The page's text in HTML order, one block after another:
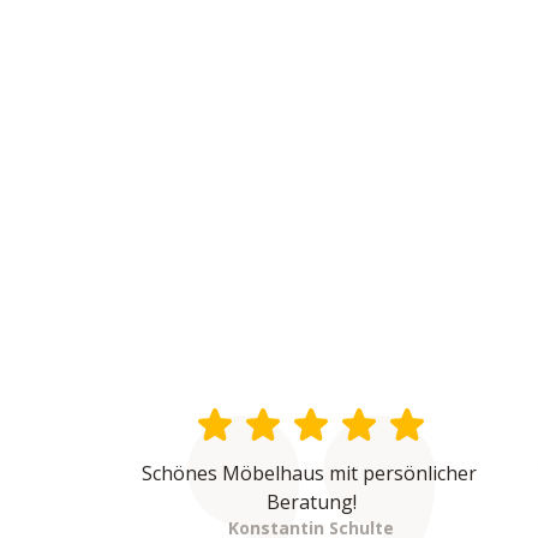
Schönes Möbelhaus mit persönlicher
Beratung!
Konstantin Schulte